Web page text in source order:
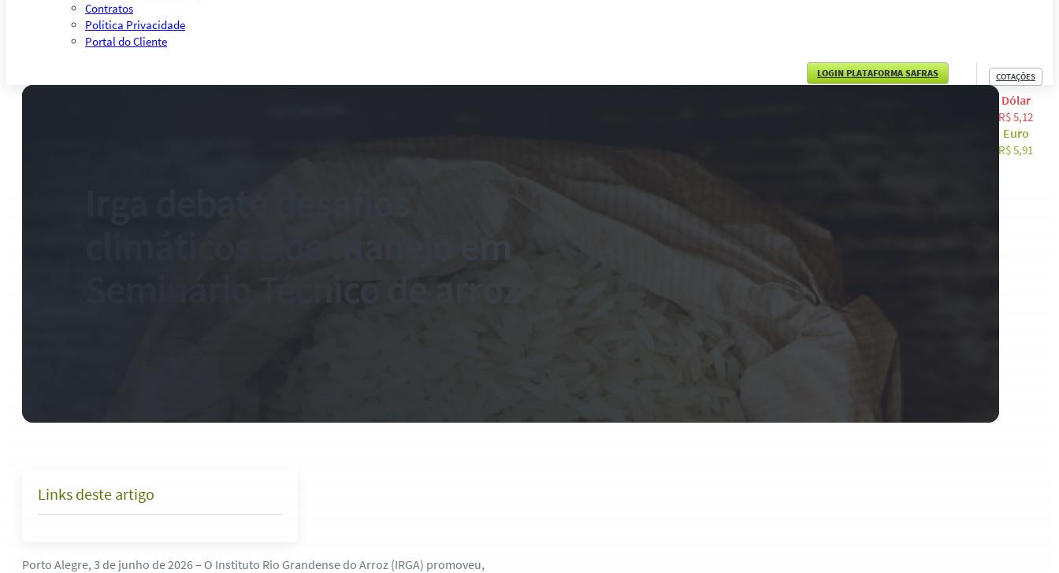
Contratos
Política Privacidade
Portal do Cliente
LOGIN PLATAFORMA SAFRAS COTAÇÕES
Dólar
R$ 5,12
Euro
R$ 5,91
Seminário Técnico de arroz
Links deste artigo
Porto Alegre, 3 de junho de 2026 – O Instituto Rio Grandense do Arroz (IRGA) promoveu,